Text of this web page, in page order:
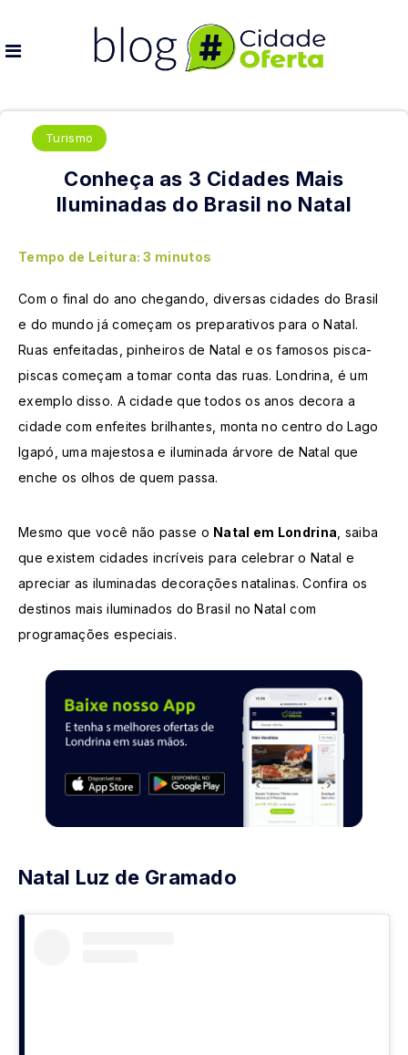
Turismo
Conheça as 3 Cidades Mais
Iluminadas do Brasil no Natal
Tempo de Leitura: 3 minutos
Com o final do ano chegando, diversas cidades do Brasil
e do mundo já começam os preparativos para o Natal.
Ruas enfeitadas, pinheiros de Natal e os famosos pisca-
piscas começam a tomar conta das ruas. Londrina, é um
exemplo disso. A cidade que todos os anos decora a
cidade com enfeites brilhantes, monta no centro do Lago
Igapó, uma majestosa e iluminada árvore de Natal que
enche os olhos de quem passa.
Mesmo que você não passe o Natal em Londrina , saiba
que existem cidades incríveis para celebrar o Natal e
apreciar as iluminadas decorações natalinas. Confira os
destinos mais iluminados do Brasil no Natal com
programações especiais.
Natal Luz de Gramado